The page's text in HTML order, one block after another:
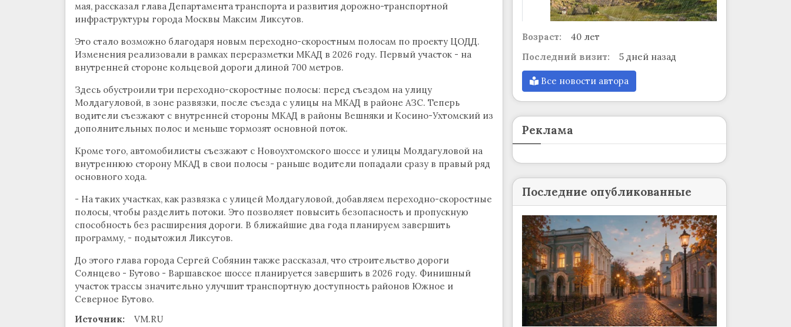
мая, рассказал глава Департамента транспорта и развития дорожно-транспортной
инфраструктуры города Москвы Максим Ликсутов.
Это стало возможно благодаря новым переходно-скоростным полосам по проекту ЦОДД.
Изменения реализовали в рамках переразметки МКАД в 2026 году. Первый участок - на
внутренней стороне кольцевой дороги длиной 700 метров.
Здесь обустроили три переходно-скоростные полосы: перед съездом на улицу
Молдагуловой, в зоне развязки, после съезда с улицы на МКАД в районе АЗС. Теперь
водители съезжают с внутренней стороны МКАД в районы Вешняки и Косино-Ухтомский из
дополнительных полос и меньше тормозят основной поток.
Кроме того, автомобилисты съезжают с Новоухтомского шоссе и улицы Молдагуловой на
внутреннюю сторону МКАД в свои полосы - раньше водители попадали сразу в правый ряд
основного хода.
- На таких участках, как развязка с улицей Молдагуловой, добавляем переходно-скоростные
полосы, чтобы разделить потоки. Это позволяет повысить безопасность и пропускную
способность без расширения дороги. В ближайшие два года планируем завершить
программу, - подытожил Ликсутов.
До этого глава города Сергей Собянин также рассказал, что строительство дороги
Солнцево - Бутово - Варшавское шоссе планируется завершить в 2026 году. Финишный
участок трассы значительно улучшит транспортную доступность районов Южное и
Северное Бутово.
Источник:
VM.RU
Возраст:
40 лет
Последний визит:
5 дней назад
Все новости автора
Реклама
Последние опубликованные